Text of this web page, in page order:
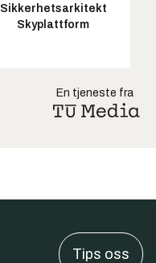
Sikkerhetsarkitekt
Skyplattform
En tjeneste fra
Tips oss